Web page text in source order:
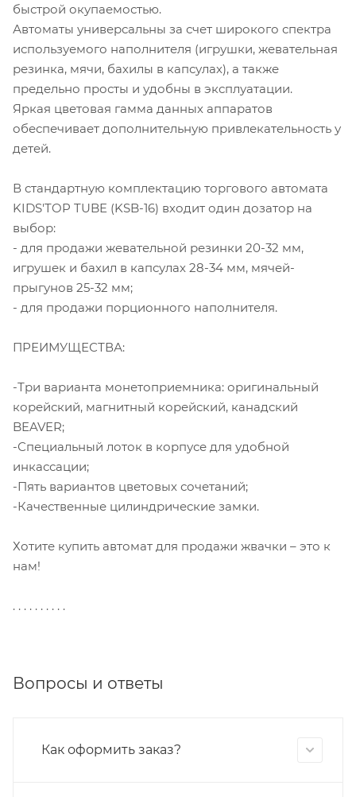
быстрой окупаемостью.
Автоматы универсальны за счет широкого спектра
используемого наполнителя (игрушки, жевательная
резинка, мячи, бахилы в капсулах), а также
предельно просты и удобны в эксплуатации.
Яркая цветовая гамма данных аппаратов
обеспечивает дополнительную привлекательность у
детей.
В стандартную комплектацию торгового автомата
KIDS'TOP TUBE (KSB-16) входит один дозатор на
выбор:
- для продажи жевательной резинки 20-32 мм,
игрушек и бахил в капсулах 28-34 мм, мячей-
прыгунов 25-32 мм;
- для продажи порционного наполнителя.
ПРЕИМУЩЕСТВА:
-Три варианта монетоприемника: оригинальный
корейский, магнитный корейский, канадский
BEAVER;
-Специальный лоток в корпусе для удобной
инкассации;
-Пять вариантов цветовых сочетаний;
-Качественные цилиндрические замки.
Хотите купить автомат для продажи жвачки – это к
нам!
. . . . . . . . . .
Вопросы и ответы
Как оформить заказ?